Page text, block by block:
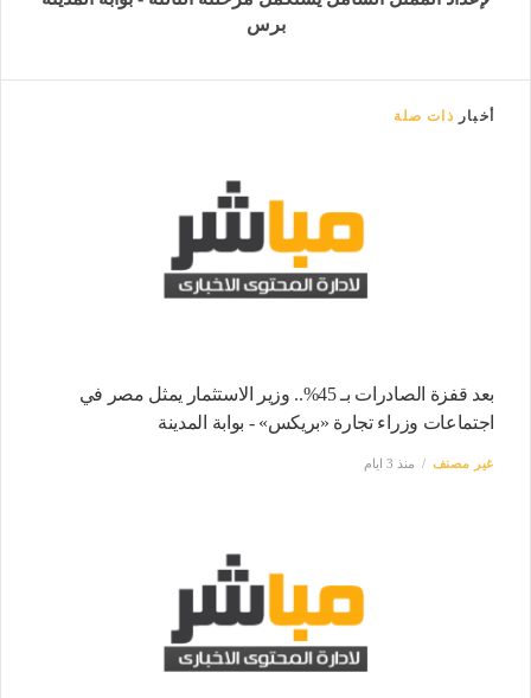
برس
أخبار ذات صلة
بعد قفزة الصادرات بـ 45%.. وزير الاستثمار يمثل مصر في
اجتماعات وزراء تجارة «بريكس» - بوابة المدينة
غير مصنف منذ 3 ايام